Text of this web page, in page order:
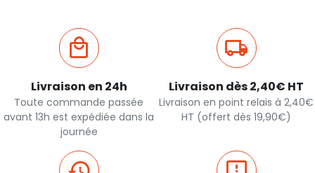
Livraison en 24h
Toute commande passée
avant 13h est expédiée dans la
journée
Livraison dès 2,40€ HT
Livraison en point relais à 2,40€
HT (offert dès 19,90€)